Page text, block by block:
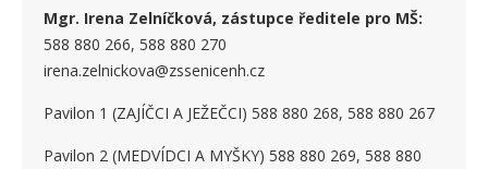
Mgr. Irena Zelníčková, zástupce ředitele pro MŠ:
588 880 266, 588 880 270
irena.zelnickova@zssenicenh.cz
Pavilon 1 (ZAJÍČCI A JEŽEČCI) 588 880 268, 588 880 267
Pavilon 2 (MEDVÍDCI A MYŠKY) 588 880 269, 588 880